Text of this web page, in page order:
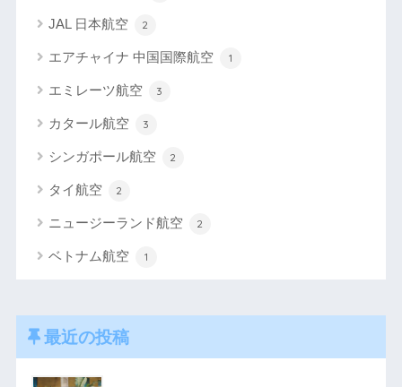
JAL 日本航空 2
エアチャイナ 中国国際航空 1
エミレーツ航空 3
カタール航空 3
シンガポール航空 2
タイ航空 2
ニュージーランド航空 2
ベトナム航空 1
最近の投稿